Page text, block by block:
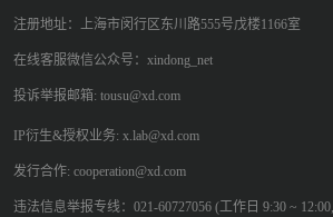
注册地址：上海市闵行区东川路555号戊楼1166室
在线客服微信公众号：xindong_net
投诉举报邮箱: tousu@xd.com
IP衍生&授权业务: x.lab@xd.com
发行合作: cooperation@xd.com
违法信息举报专线：021-60727056 (工作日 9:30 ~